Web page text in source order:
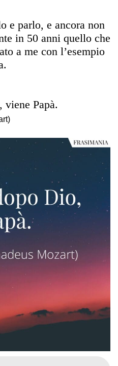
e parlo, e ancora non
in 50 anni quello che
a me con l’esempio
viene Papà.